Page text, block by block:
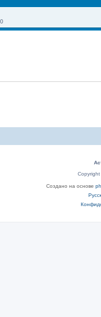
Создано на основе